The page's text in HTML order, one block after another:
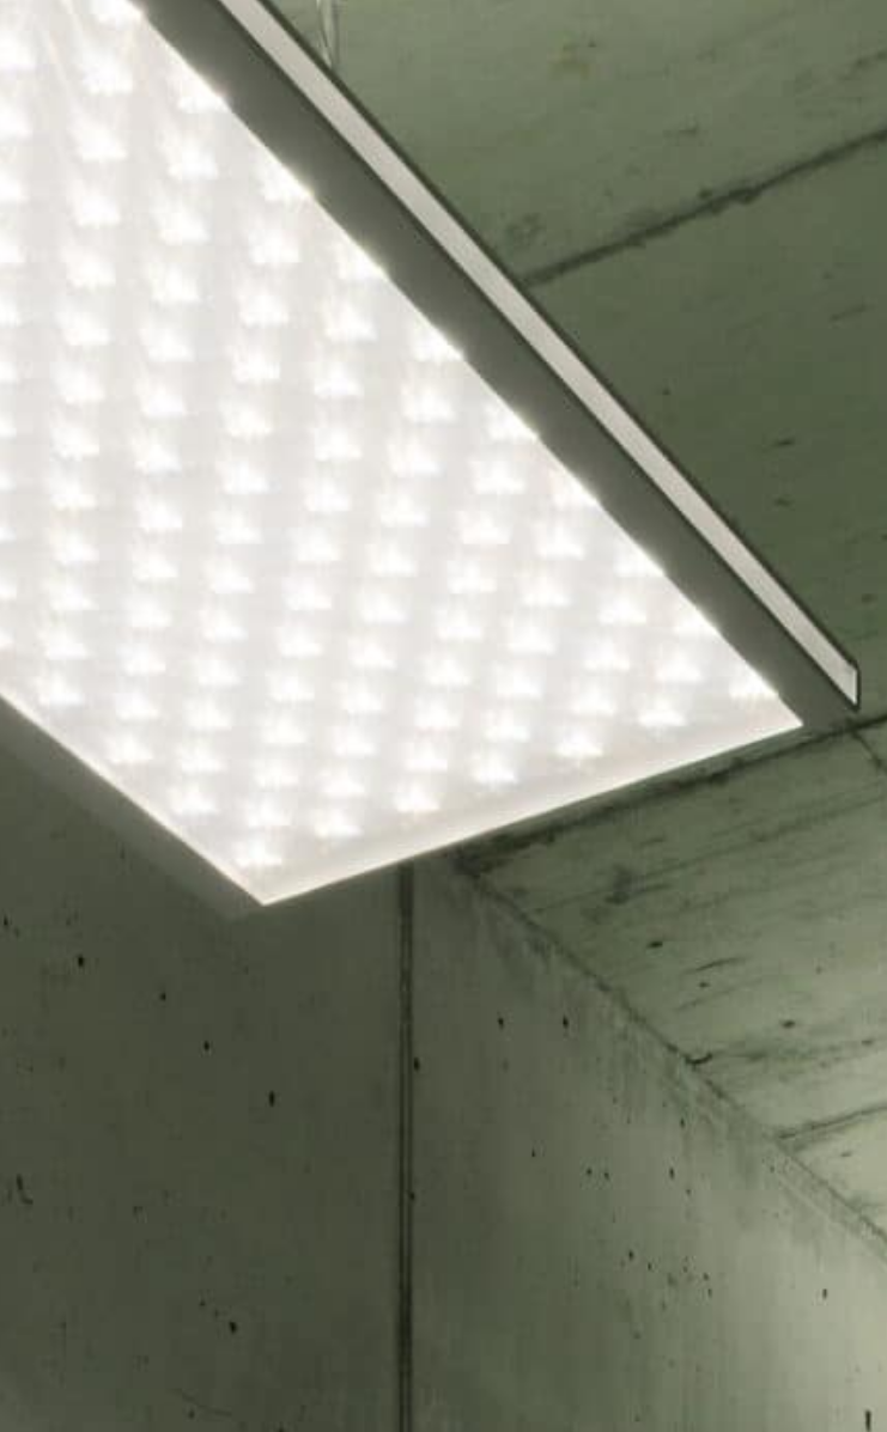
SCHWEINFURT
SPENDENÜBERGABE: SRT-LICHTBÄNDER AN DIE DR. GEORG SCHÄFER
BERUFSSCHULE SCHWEINFURT
ANDRE JÖRGELzu
AXEL SPRINGER NEUBAU, BERLIN
Jörg Irmischzu
FLICKERMESSUNG BEI REGIOLUX
Julia Stapf zu
ÖKODESIGNVERORDNUNG – WELCHE LAMPEN VERSCHWINDEN?